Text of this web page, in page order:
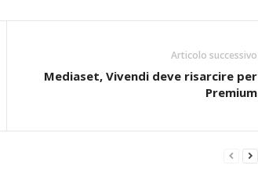
Articolo successivo
Mediaset, Vivendi deve risarcire per
Premium